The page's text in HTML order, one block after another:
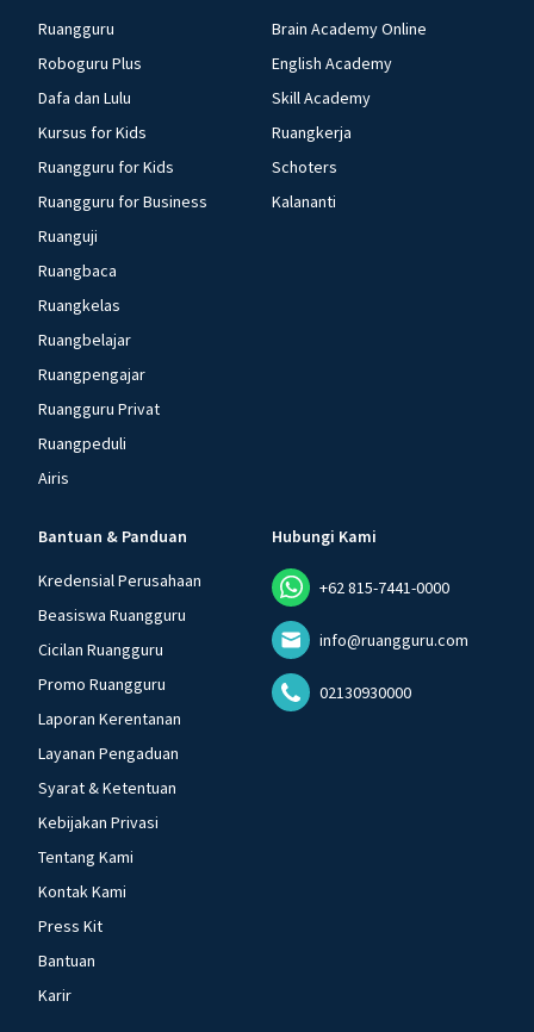
Ruangguru
Roboguru Plus
Dafa dan Lulu
Kursus for Kids
Ruangguru for Kids
Ruangguru for Business
Ruanguji
Ruangbaca
Ruangkelas
Ruangbelajar
Ruangpengajar
Ruangguru Privat
Ruangpeduli
Airis
Brain Academy Online
English Academy
Skill Academy
Ruangkerja
Schoters
Kalananti
Bantuan & Panduan
Kredensial Perusahaan
Beasiswa Ruangguru
Cicilan Ruangguru
Promo Ruangguru
Laporan Kerentanan
Layanan Pengaduan
Syarat & Ketentuan
Kebijakan Privasi
Tentang Kami
Kontak Kami
Press Kit
Bantuan
Karir
Hubungi Kami
+62 815-7441-0000
info@ruangguru.com
02130930000